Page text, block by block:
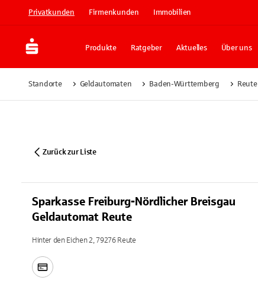
Privatkunden Firmenkunden Immobilien
Produkte Ratgeber Aktuelles Über uns
Standorte Geldautomaten Baden-Württemberg Reute
Zurück zur Liste
Sparkasse Freiburg-Nördlicher Breisgau
Geldautomat Reute
Hinter den Eichen 2, 79276 Reute